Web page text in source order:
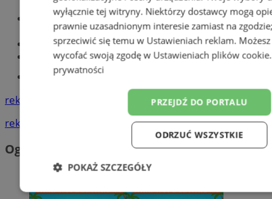
Optyk, okulista
Zabrze
Największy sklep z częściami online!
Książeczka sanepidowska
Tworzenie stron www -Zabrze
reklama
reklama
Ogłoszenia
wyłącznie tej witryny. Niektórzy dostawcy mogą
prawnie uzasadnionym interesie zamiast na
sprzeciwić się temu w Ustawieniach reklam.
wycofać swoją zgodę w Ustawieniach plików cookie
prywatności
PRZEJDŹ DO PORTALU
ODRZUĆ WSZYSTKIE
POKAŻ SZCZEGÓŁY
Niezbędne Wydajność Targetowanie